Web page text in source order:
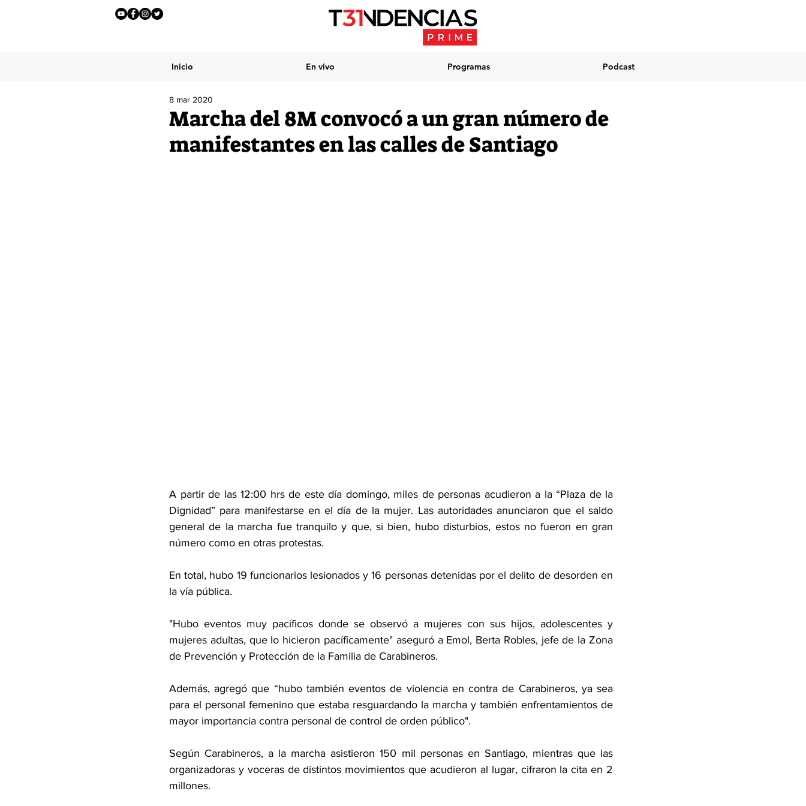
Inicio En vivo Programas Podcast
Marcha del 8M convocó a un gran número de
manifestantes en las calles de Santiago
8 mar 2020
A partir de las 12:00 hrs de este día domingo, miles de personas acudieron a la “Plaza de la
Dignidad” para manifestarse en el día de la mujer. Las autoridades anunciaron que el saldo
general de la marcha fue tranquilo y que, si bien, hubo disturbios, estos no fueron en gran
número como en otras protestas.
En total, hubo 19 funcionarios lesionados y 16 personas detenidas por el delito de desorden en
la vía pública.
"Hubo eventos muy pacíficos donde se observó a mujeres con sus hijos, adolescentes y
mujeres adultas, que lo hicieron pacíficamente" aseguró a Emol, Berta Robles, jefe de la Zona
de Prevención y Protección de la Familia de Carabineros.
Además, agregó que “hubo también eventos de violencia en contra de Carabineros, ya sea
para el personal femenino que estaba resguardando la marcha y también enfrentamientos de
mayor importancia contra personal de control de orden público".
Según Carabineros, a la marcha asistieron 150 mil personas en Santiago, mientras que las
organizadoras y voceras de distintos movimientos que acudieron al lugar, cifraron la cita en 2
millones.